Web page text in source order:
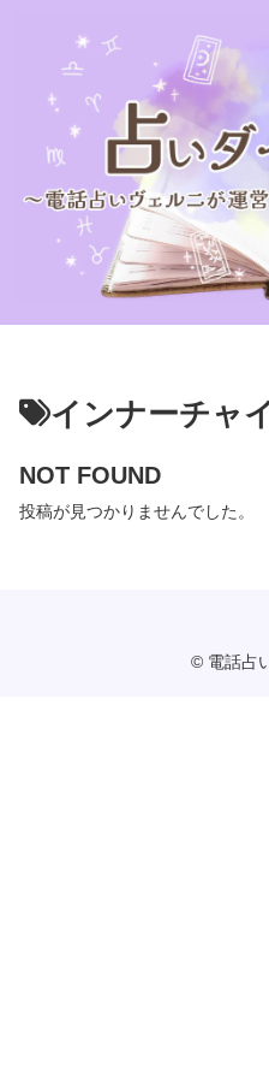
インナーチャ
NOT FOUND
投稿が見つかりませんでした。
© 電話占